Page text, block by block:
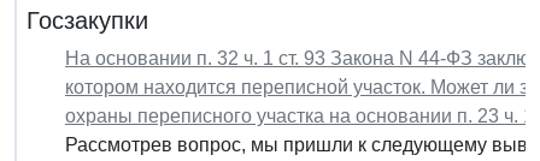
Госзакупки
На основании п. 32 ч. 1 ст. 93 Закона N 44-ФЗ
котором находится переписной участок. Может ли
охраны переписного участка на основании п. 23 ч.
Рассмотрев вопрос, мы пришли к следующему